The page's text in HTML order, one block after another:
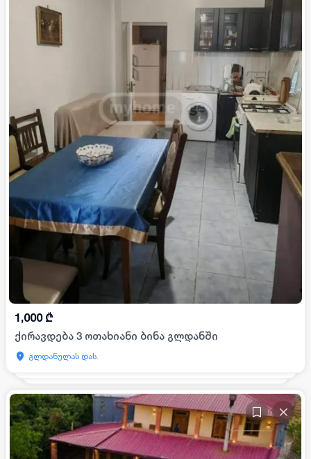
1,000 ₾
ქირავდება 3 ოთახიანი ბინა გლდანში
გლდანულას დას.